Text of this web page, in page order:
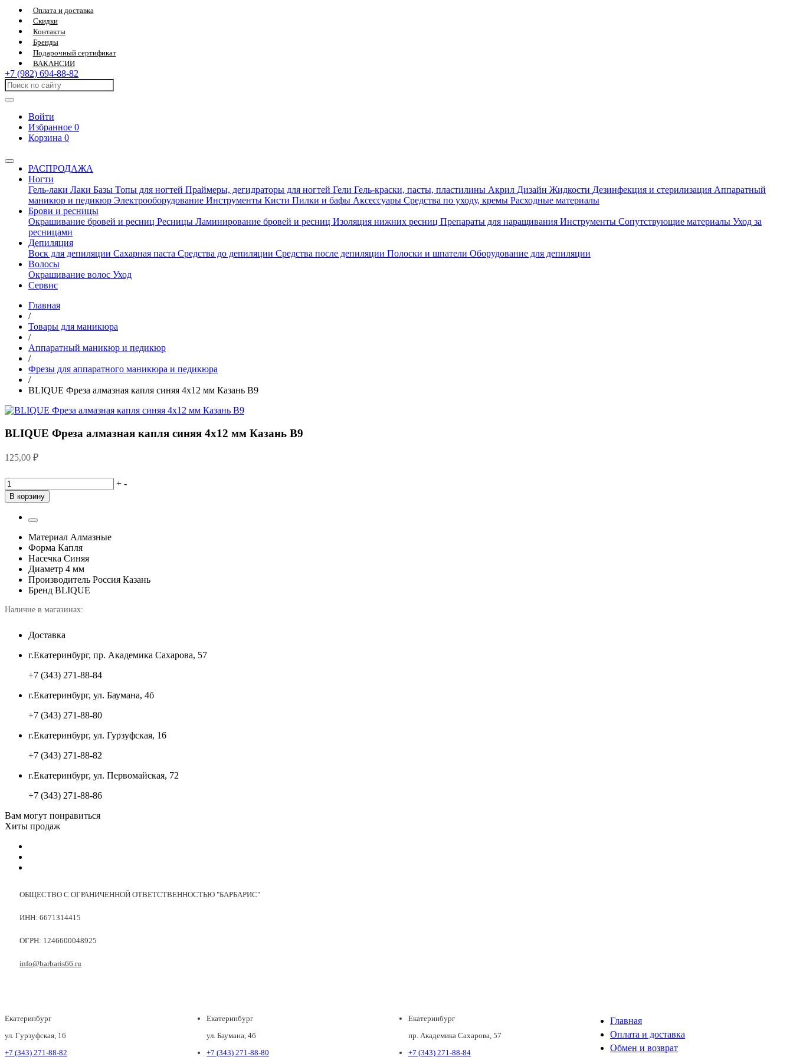
Оплата и доставка
Скидки
Контакты
Бренды
Подарочный сертификат
ВАКАНСИИ
+7 (982) 694-88-82
Войти
Избранное 0
Корзина 0
РАСПРОДАЖА
Ногти
Гель-лаки Лаки Базы Топы для ногтей Праймеры, дегидраторы для ногтей Гели Гель-краски, пасты, пластилины Акрил Дизайн Жидкости Дезинфекция и стерилизация Аппаратный
маникюр и педикюр Электрооборудование Инструменты Кисти Пилки и бафы Аксессуары Средства по уходу, кремы Расходные материалы
Брови и ресницы
Окрашивание бровей и ресниц Ресницы Ламинирование бровей и ресниц Изоляция нижних ресниц Препараты для наращивания Инструменты Сопутствующие материалы Уход за
ресницами
Депиляция
Воск для депиляции Сахарная паста Средства до депиляции Средства после депиляции Полоски и шпатели Оборудование для депиляции
Волосы
Окрашивание волос Уход
Сервис
Главная
/
Товары для маникюра
/
Аппаратный маникюр и педикюр
/
Фрезы для аппаратного маникюра и педикюра
/
BLIQUE Фреза алмазная капля синяя 4х12 мм Казань В9
BLIQUE Фреза алмазная капля синяя 4х12 мм Казань В9
125,00 ₽
+ -
В корзину
Материал Алмазные
Форма Капля
Насечка Синяя
Диаметр 4 мм
Производитель Россия Казань
Бренд BLIQUE
Наличие в магазинах:
Доставка
г.Екатеринбург, пр. Академика Сахарова, 57
+7 (343) 271-88-84
г.Екатеринбург, ул. Баумана, 4б
+7 (343) 271-88-80
г.Екатеринбург, ул. Гурзуфская, 16
+7 (343) 271-88-82
г.Екатеринбург, ул. Первомайская, 72
+7 (343) 271-88-86
Вам могут понравиться
Хиты продаж
ОБЩЕСТВО С ОГРАНИЧЕННОЙ ОТВЕТСТВЕННОСТЬЮ "БАРБАРИС"
ИНН: 6671314415
ОГРН: 1246600048925
info@barbaris66.ru
Екатеринбург
ул. Гурзуфская, 16
+7 (343) 271-88-82
Екатеринбург
ул. Баумана, 4б
+7 (343) 271-88-80
Екатеринбург
пр. Академика Сахарова, 57
+7 (343) 271-88-84
Главная
Оплата и доставка
Обмен и возврат